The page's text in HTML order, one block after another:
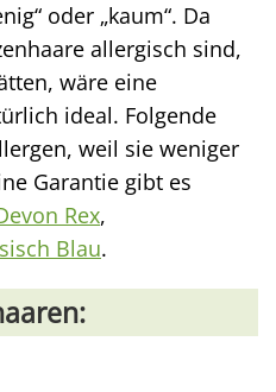
oder „kaum“. Da
allergisch sind,
wäre eine
ideal. Folgende
weil sie weniger
Garantie gibt es
Rex,
Blau.